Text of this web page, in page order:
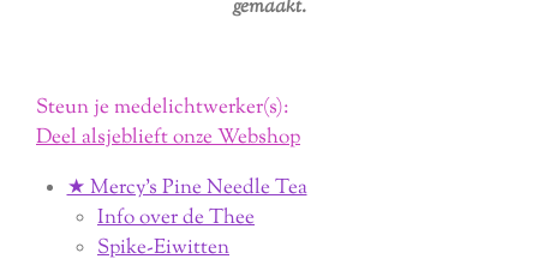
gemaakt.
Steun je medelichtwerker(s):
Deel alsjeblieft onze Webshop
★ Mercy's Pine Needle Tea
Info over de Thee
Spike-Eiwitten